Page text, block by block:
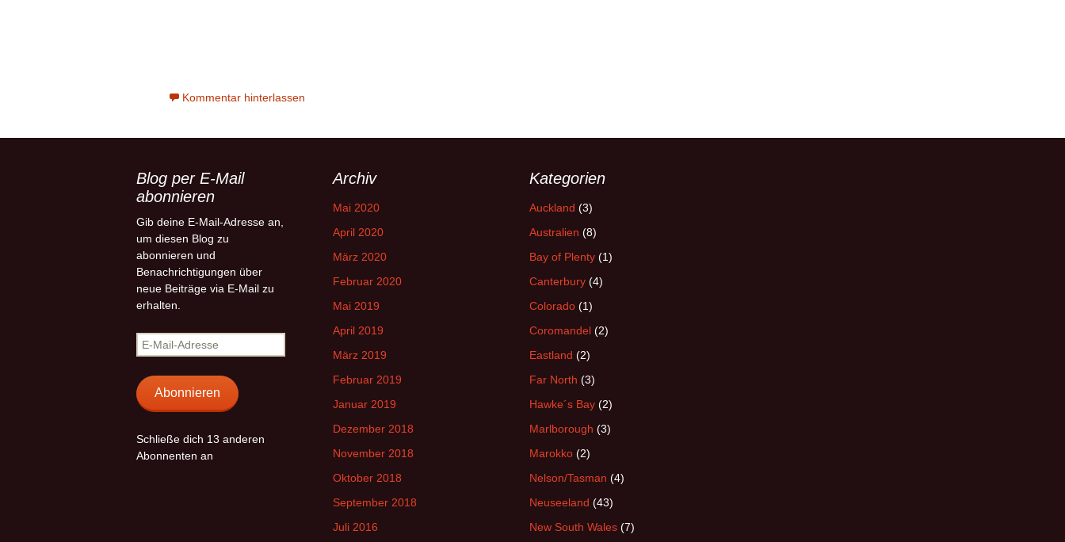
Kommentar hinterlassen
Blog per E-Mail
abonnieren
Gib deine E-Mail-Adresse an,
um diesen Blog zu
abonnieren und
Benachrichtigungen über
neue Beiträge via E-Mail zu
erhalten.
E-
Mail-
Adresse
Abonnieren
Schließe dich 13 anderen
Abonnenten an
Archiv
Mai 2020
April 2020
März 2020
Februar 2020
Mai 2019
April 2019
März 2019
Februar 2019
Januar 2019
Dezember 2018
November 2018
Oktober 2018
September 2018
Juli 2016
Kategorien
Auckland (3)
Australien (8)
Bay of Plenty (1)
Canterbury (4)
Colorado (1)
Coromandel (2)
Eastland (2)
Far North (3)
Hawke´s Bay (2)
Marlborough (3)
Marokko (2)
Nelson/Tasman (4)
Neuseeland (43)
New South Wales (7)